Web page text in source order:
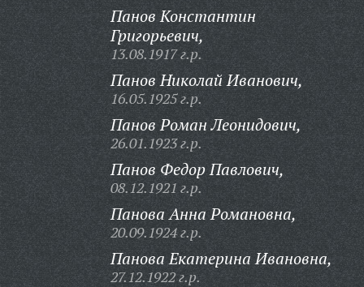
Панов Константин
Григорьевич,
13.08.1917 г.р.
Панов Николай Иванович,
16.05.1925 г.р.
Панов Роман Леонидович,
26.01.1923 г.р.
Панов Федор Павлович,
08.12.1921 г.р.
Панова Анна Романовна,
20.09.1924 г.р.
Панова Екатерина Ивановна,
27.12.1922 г.р.